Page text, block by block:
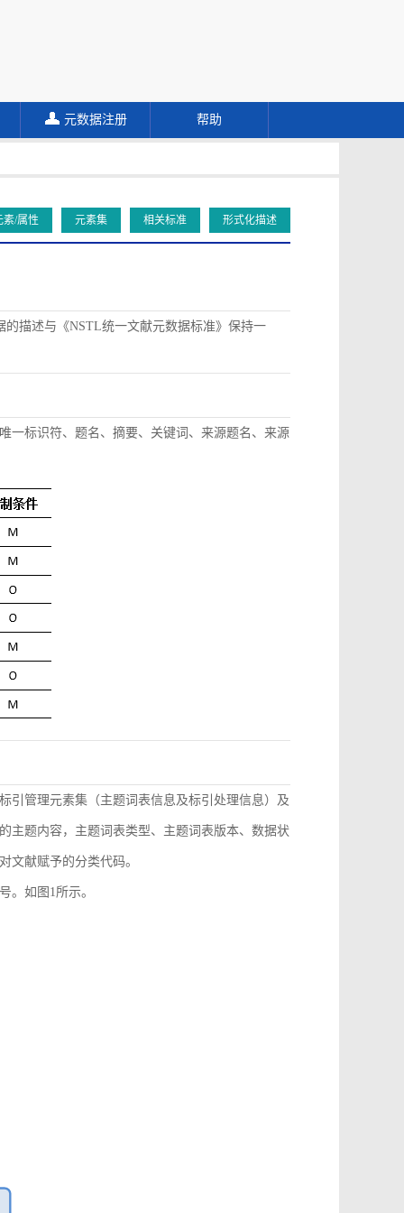
元数据注册 帮助
素/属性 元素集 相关标准 形式化描述
描述与《NSTL统一文献元数据标准》保持一
一标识符、题名、摘要、关键词、来源题名、来源
引管理元素集（主题词表信息及标引处理信息）及
主题内容，主题词表类型、主题词表版本、数据状
文献赋予的分类代码。
。如图1所示。